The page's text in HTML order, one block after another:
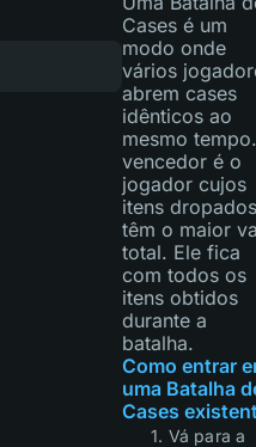
Cases é um
modo onde
vários
abrem cases
idênticos ao
mesmo
vencedor é o
jogador cujos
itens dropados
têm o maior
total. Ele fica
com todos os
itens obtidos
durante a
batalha.
Como entrar
uma Batalha
Cases
1. Vá para a